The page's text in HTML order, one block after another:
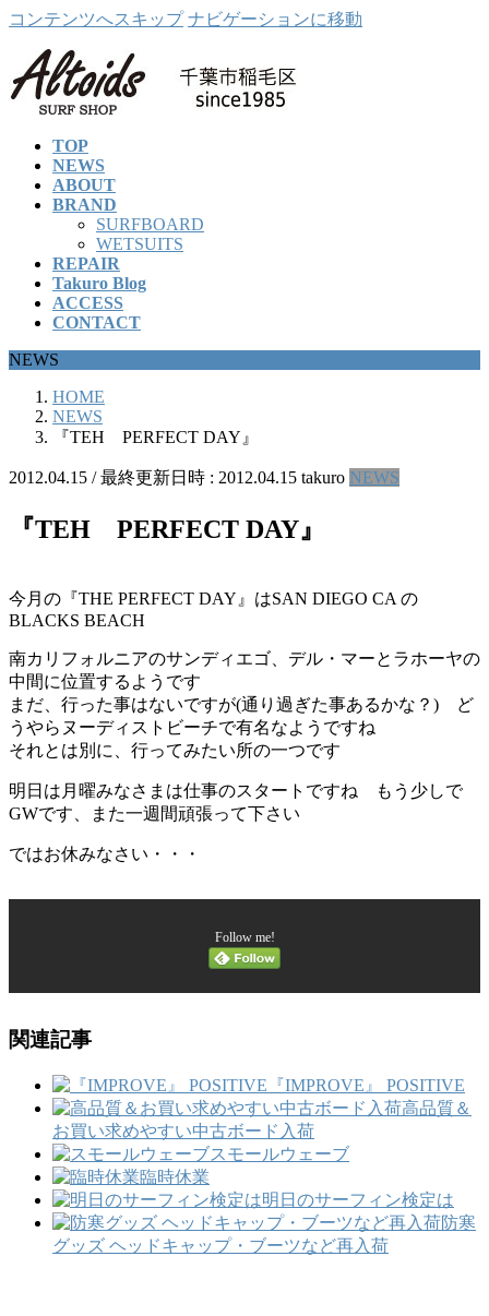
コンテンツへスキップ ナビゲーションに移動
TOP
NEWS
ABOUT
BRAND
SURFBOARD
WETSUITS
REPAIR
Takuro Blog
ACCESS
CONTACT
NEWS
HOME
NEWS
『TEH PERFECT DAY』
2012.04.15 / 最終更新日時 : 2012.04.15 takuro NEWS
『TEH PERFECT DAY』
今月の『THE PERFECT DAY』はSAN DIEGO CA の
BLACKS BEACH
南カリフォルニアのサンディエゴ、デル・マーとラホーヤの
中間に位置するようです
まだ、行った事はないですが(通り過ぎた事あるかな？) ど
うやらヌーディストビーチで有名なようですね
それとは別に、行ってみたい所の一つです
明日は月曜みなさまは仕事のスタートですね もう少しで
GWです、また一週間頑張って下さい
ではお休みなさい・・・
Follow me!
関連記事
『IMPROVE』 POSITIVE
高品質＆
お買い求めやすい中古ボード入荷
スモールウェーブ
臨時休業
明日のサーフィン検定は
防寒
グッズ ヘッドキャップ・ブーツなど再入荷